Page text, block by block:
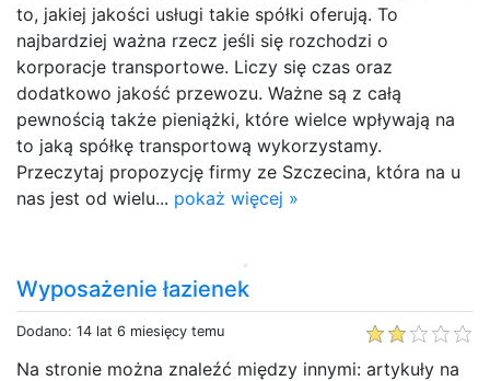
to, jakiej jakości usługi takie spółki oferują. To
najbardziej ważna rzecz jeśli się rozchodzi o
korporacje transportowe. Liczy się czas oraz
dodatkowo jakość przewozu. Ważne są z całą
pewnością także pieniążki, które wielce wpływają na
to jaką spółkę transportową wykorzystamy.
Przeczytaj propozycję firmy ze Szczecina, która na u
nas jest od wielu... pokaż więcej »
Wyposażenie łazienek
Dodano: 14 lat 6 miesięcy temu
Na stronie można znaleźć między innymi: artykuły na